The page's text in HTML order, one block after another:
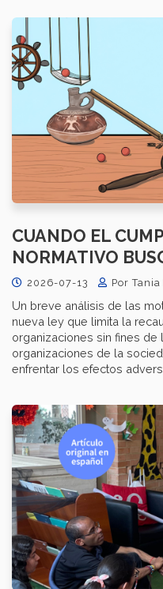
CUANDO EL
NORMATIVO
2026-07-13 Por
Un breve análisis de las
nueva ley que limita la
organizaciones sin fines de
organizaciones de la
enfrentar los efectos